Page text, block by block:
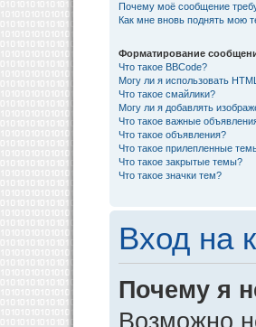
Почему моё сообщение
Как мне вновь поднять мою
Форматирование
Что такое BBCode?
Могу ли я использовать
Что такое смайлики?
Могу ли я добавлять
Что такое важные
Что такое объявления?
Что такое прилепленные
Что такое закрытые темы?
Что такое значки тем?
Вход на
Почему я
Возможно